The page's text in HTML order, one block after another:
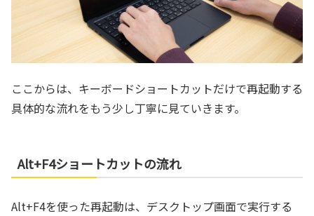
ここからは、キーボードショートカットだけで再起動する
具体的な流れをもう少し丁寧に見ていきます。
Alt+F4ショートカットの流れ
Alt+F4を使った再起動は、デスクトップ画面で実行する